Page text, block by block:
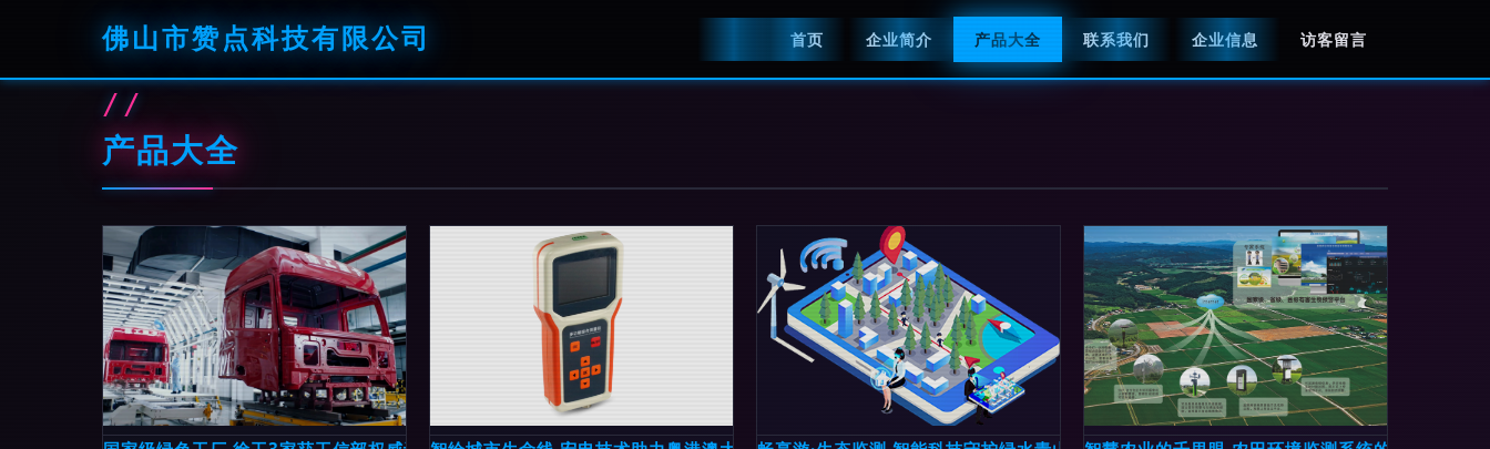
佛山市赞点科技有限公司 首页 企业简介 产品大全 联系我们 企业信息 访客留言
产品大全